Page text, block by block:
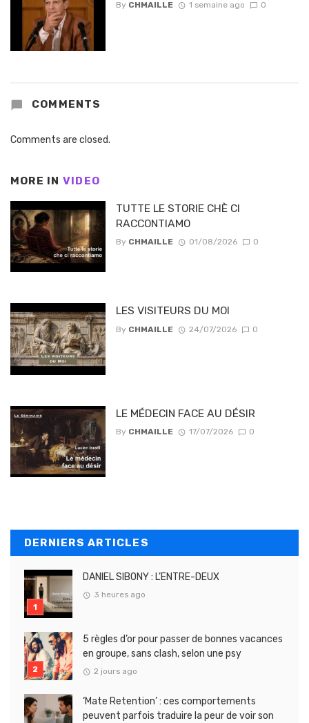
By CHMAILLE 1 semaine ago 0
COMMENTS
Comments are closed.
MORE IN VIDEO
TUTTE LE STORIE CHÈ CI
RACCONTIAMO
By CHMAILLE 01/08/2026 0
LES VISITEURS DU MOI
By CHMAILLE 24/07/2026 0
LE MÉDECIN FACE AU DÉSIR
By CHMAILLE 17/07/2026 0
DERNIERS ARTICLES
DANIEL SIBONY : L’ENTRE-DEUX
3 heures ago
5 règles d’or pour passer de bonnes vacances
en groupe, sans clash, selon une psy
2 jours ago
‘Mate Retention’ : ces comportements
peuvent parfois traduire la peur de voir son